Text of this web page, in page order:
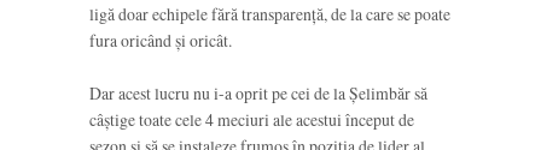
ligă doar echipele fără transparență, de la care se poate
fura oricând și oricât.
Dar acest lucru nu i-a oprit pe cei de la Șelimbăr să
câștige toate cele 4 meciuri ale acestui început de